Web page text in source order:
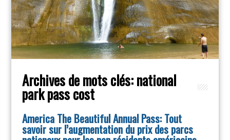
Archives de mots clés:national
park pass cost
America The Beautiful Annual Pass: Tout
savoir sur l’augmentation du prix des parcs